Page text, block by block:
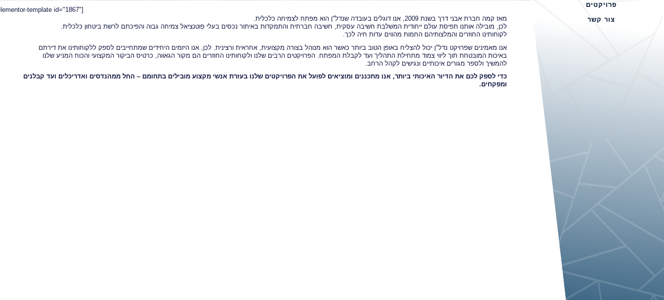
פרויקטים
באר יעקב
צור קשר
template id="1867"]
מאז קמה חברת אבני דרך בשנת 2009, אנו דוגלים בעובדה שנדל"ן הוא מפתח לצמיחה כלכלית.
לכן, מובילה אותנו תפיסת עולם ייחודית המשלבת חשיבה עסקית, חשיבה חברתית והתמקדות באיתור נכסים בעלי פוטנציאל צמיחה גבוה והפיכתם לרשת ביטחון כלכלית.
לקוחותינו החוזרים והמלצותיהם החמות מהווים עדות חיה לכך.
אנו מאמינים שפרויקט נדל"ן יכול להצליח באופן הטוב ביותר כאשר הוא מנוהל בצורה מקצועית, אחראית ורצינית. לכן, אנו היזמים היחידים שמתחייבים לספק ללקוחותינו את דירתם
באיכות המובטחת תוך ליווי צמוד מתחילת התהליך ועד לקבלת המפתח. הפרויקטים הרבים שלנו ולקוחותינו החוזרים הם מקור הגאווה, כרטיס הביקור המקצועי והכוח המניע שלנו
להמשיך ולספר מגורים איכותיים ונגישים לקהל הרחב.
כדי לספק לכם את הדיור האיכותי ביותר, אנו מתכננים ומוציאים לפועל את הפרויקטים שלנו בעזרת אנשי מקצוע מובילים בתחומם – החל ממהנדסים ואדריכלים ועד קבלנים
ומפקחים.